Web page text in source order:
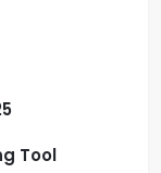
Tool